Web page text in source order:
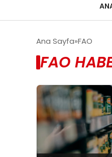
Ana Sayfa FAO
FAO